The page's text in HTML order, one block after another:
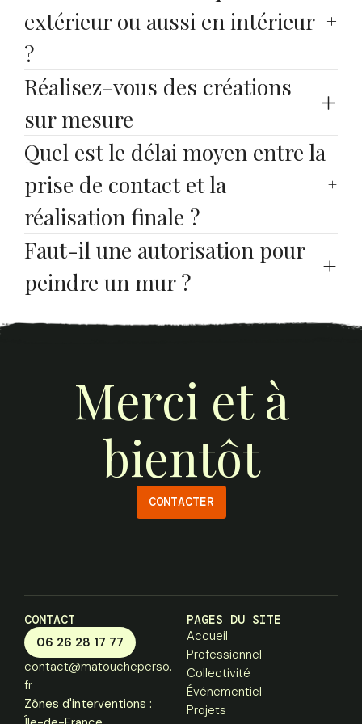
extérieur ou aussi en intérieur
?
Réalisez-vous des créations
sur mesure
Quel est le délai moyen entre la
prise de contact et la
réalisation finale ?
Faut-il une autorisation pour
peindre un mur ?
Merci et à
bientôt
CONTACTER
CONTACT
06 26 28 17 77
contact@matoucheperso.
fr
Zônes d'interventions :
PAGES DU SITE
Accueil
Professionnel
Collectivité
Événementiel
Projets